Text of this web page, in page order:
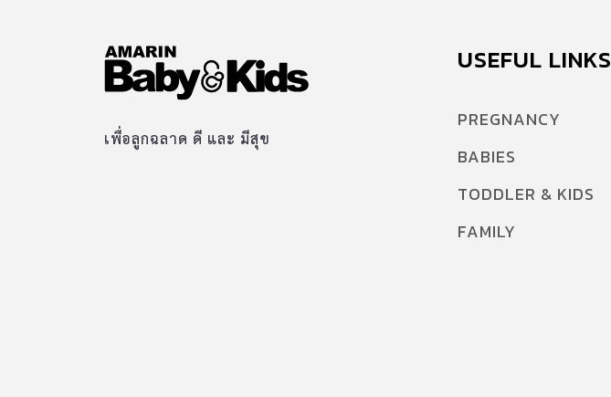
เพื่อลูกฉลาด ดี และ มีสุข
USEFUL LINKS
PREGNANCY
BABIES
TODDLER & KIDS
FAMILY